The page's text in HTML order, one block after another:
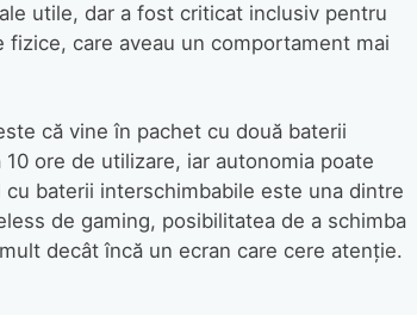
utile, dar a fost criticat inclusiv pentru
care aveau un comportament mai
că vine în pachet cu două baterii
ore de utilizare, iar autonomia poate
baterii interschimbabile este una dintre
de gaming, posibilitatea de a schimba
decât încă un ecran care cere atenție.